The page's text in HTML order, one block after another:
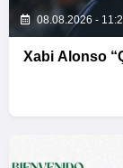
08.08.2026 -
Xabi Alonso